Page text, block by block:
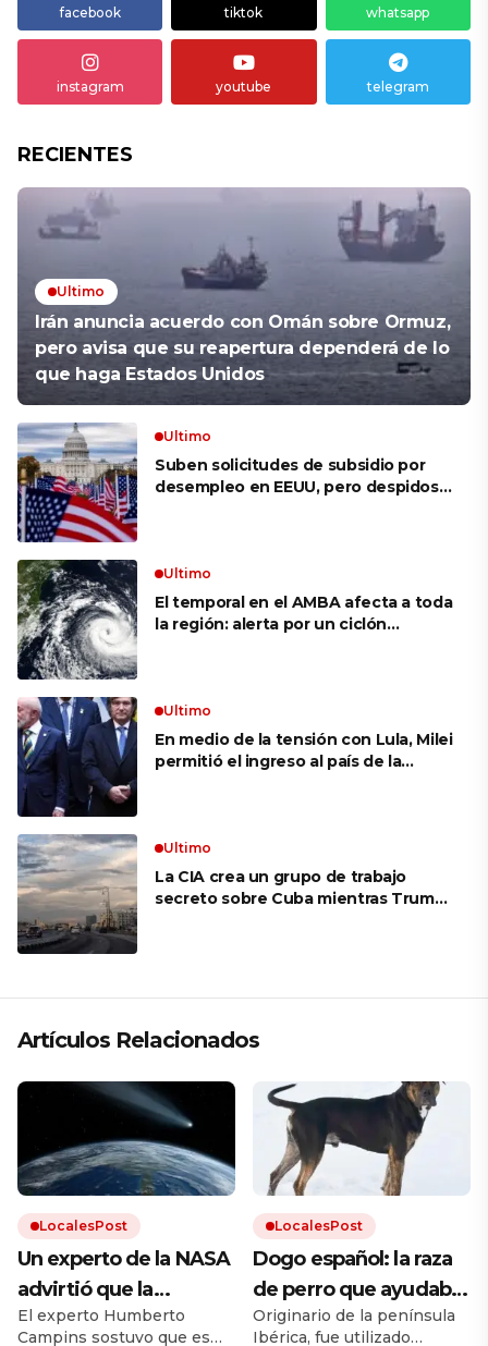
facebook tiktok whatsapp
instagram youtube telegram
RECIENTES
Ultimo
Irán anuncia acuerdo con Omán sobre Ormuz,
pero avisa que su reapertura dependerá de lo
que haga Estados Unidos
Ultimo
Suben solicitudes de subsidio por
desempleo en EEUU, pero despidos
Ultimo
El temporal en el AMBA afecta a toda
la región: alerta por un ciclón
Ultimo
En medio de la tensión con Lula, Milei
permitió el ingreso al país de la
Ultimo
La CIA crea un grupo de trabajo
secreto sobre Cuba mientras Trump
Artículos Relacionados
LocalesPost
Un experto de la NASA
advirtió que la
humanidad debe
El experto Humberto
Campins sostuvo que es
LocalesPost
Dogo español: la raza
de perro que ayudaba
en los campos y que
Originario de la península
Ibérica, fue utilizado